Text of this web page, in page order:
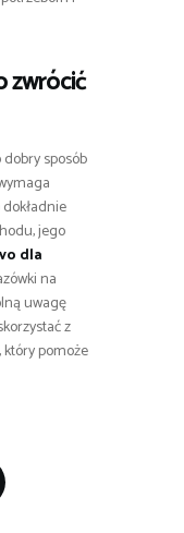
zwrócić
sposób
jego
dla
na
uwagę
z
pomoże